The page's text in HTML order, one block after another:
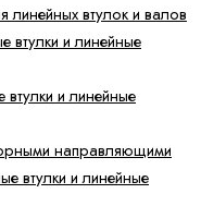
втулок и валов
втулки и линейные
и линейные
направляющими
втулки и линейные